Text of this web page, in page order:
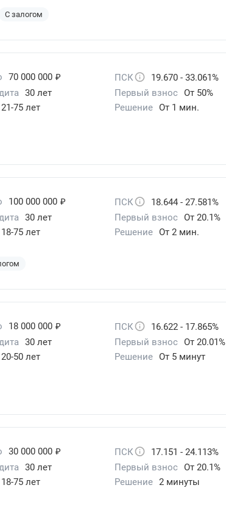
С залогом
70 000 000 ₽ ПСК
19.670 - 33.061%
30 лет Первый взнос От 50%
21-75 лет Решение От 1 мин.
100 000 000 ₽ ПСК
18.644 - 27.581%
30 лет Первый взнос От 20.1%
18-75 лет Решение От 2 мин.
18 000 000 ₽ ПСК
16.622 - 17.865%
30 лет Первый взнос От 20.01%
20-50 лет Решение От 5 минут
30 000 000 ₽ ПСК
17.151 - 24.113%
30 лет Первый взнос От 20.1%
18-75 лет Решение 2 минуты